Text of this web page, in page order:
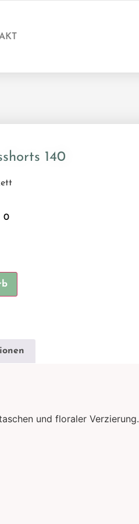
140
und floraler Verzierung.